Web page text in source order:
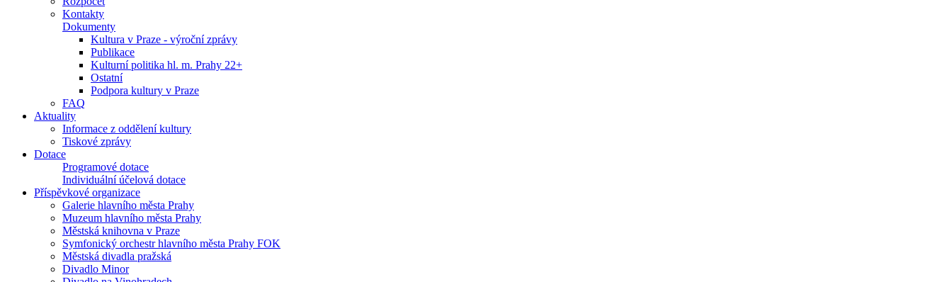
Kontakty
Dokumenty
Kultura v Praze - výroční zprávy
Publikace
Kulturní politika hl. m. Prahy 22+
Ostatní
Podpora kultury v Praze
FAQ
Aktuality
Informace z oddělení kultury
Tiskové zprávy
Dotace
Programové dotace
Individuální účelová dotace
Příspěvkové organizace
Galerie hlavního města Prahy
Muzeum hlavního města Prahy
Městská knihovna v Praze
Symfonický orchestr hlavního města Prahy FOK
Městská divadla pražská
Divadlo Minor